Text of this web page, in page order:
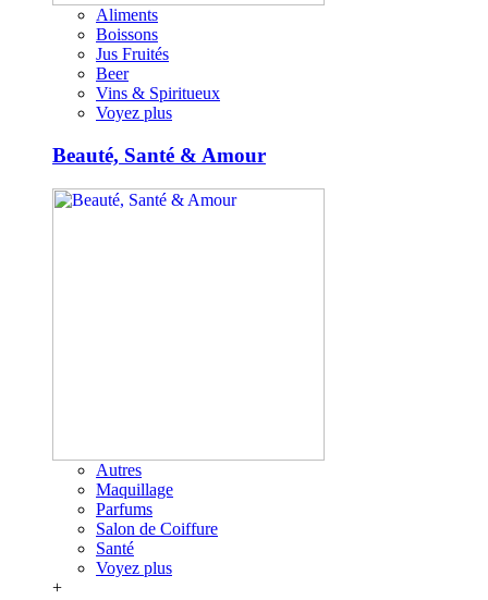
Aliments
Boissons
Jus Fruités
Beer
Vins & Spiritueux
Voyez plus
Beauté, Santé & Amour
Autres
Maquillage
Parfums
Salon de Coiffure
Santé
Voyez plus
+